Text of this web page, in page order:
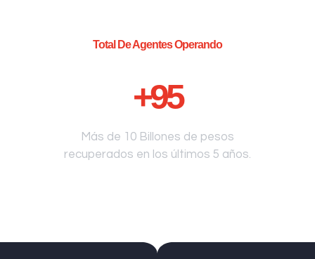
Total De Agentes Operando
+95
Más de 10 Billones de pesos
recuperados en los últimos 5 años.